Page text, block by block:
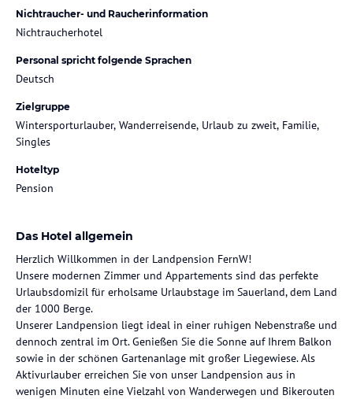
Nichtraucher- und Raucherinformation
Nichtraucherhotel
Personal spricht folgende Sprachen
Deutsch
Zielgruppe
Wintersporturlauber, Wanderreisende, Urlaub zu zweit, Familie,
Singles
Hoteltyp
Pension
Das Hotel allgemein
Herzlich Willkommen in der Landpension FernW!
Unsere modernen Zimmer und Appartements sind das perfekte
Urlaubsdomizil für erholsame Urlaubstage im Sauerland, dem Land
der 1000 Berge.
Unserer Landpension liegt ideal in einer ruhigen Nebenstraße und
dennoch zentral im Ort. Genießen Sie die Sonne auf Ihrem Balkon
sowie in der schönen Gartenanlage mit großer Liegewiese. Als
Aktivurlauber erreichen Sie von unser Landpension aus in
wenigen Minuten eine Vielzahl von Wanderwegen und Bikerouten